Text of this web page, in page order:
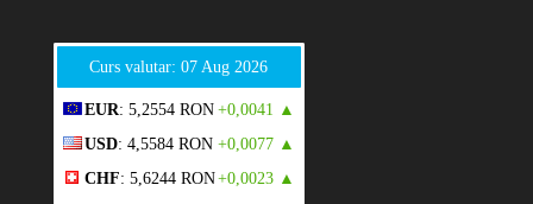
Curs valutar: 07 Aug 2026
EUR: 5,2554 RON +0,0041 ▲
USD: 4,5584 RON +0,0077 ▲
CHF: 5,6244 RON+0,0023 ▲